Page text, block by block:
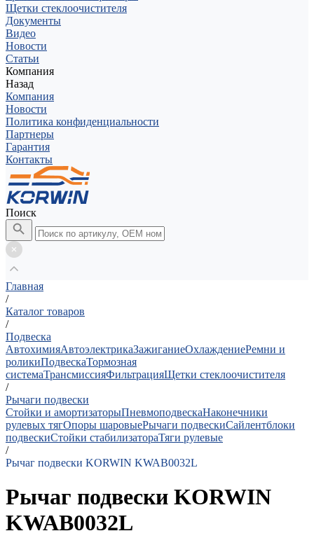
Щетки стеклоочистителя
Документы
Видео
Новости
Статьи
Компания
Назад
Компания
Новости
Политика конфиденциальности
Партнеры
Гарантия
Контакты
Поиск
Главная
/
Каталог товаров
/
Подвеска
АвтохимияАвтоэлектрикаЗажиганиеОхлаждениеРемни и
роликиПодвескаТормозная
системаТрансмиссияФильтрацияЩетки стеклоочистителя
/
Рычаги подвески
Стойки и амортизаторыПневмоподвескаНаконечники
рулевых тягОпоры шаровыеРычаги подвескиСайлентблоки
подвескиСтойки стабилизатораТяги рулевые
/
Рычаг подвески KORWIN KWAB0032L
Рычаг подвески KORWIN
KWAB0032L